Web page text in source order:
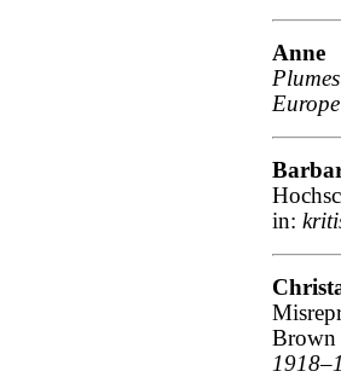
Anne
in: